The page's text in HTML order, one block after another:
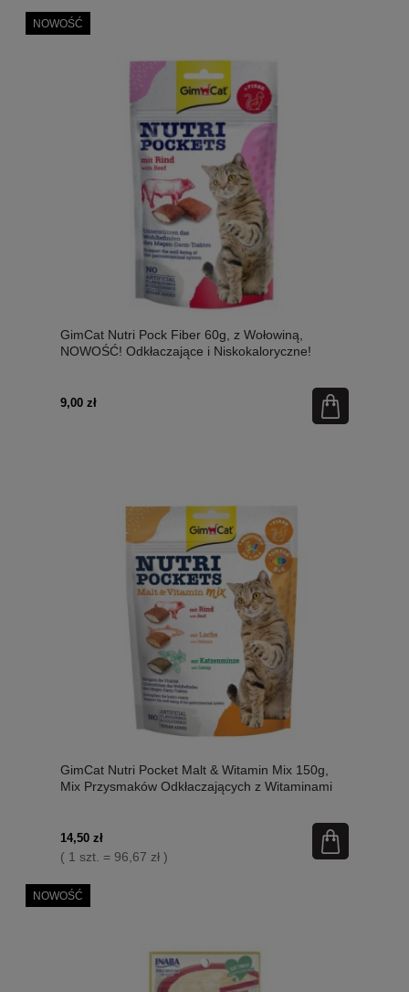
GimCat Nutri Pock Fiber 60g, z Wołowiną,
NOWOŚĆ! Odkłaczające i Niskokaloryczne!
9,00 zł
NOWOŚĆ
GimCat Nutri Pocket Malt & Witamin Mix 150g,
Mix Przysmaków Odkłaczających z Witaminami
14,50 zł
( 1 szt. = 96,67 zł )
NOWOŚĆ